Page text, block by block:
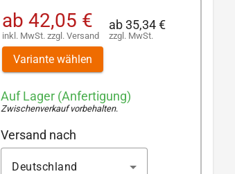
ab 42,05 €
inkl. MwSt. zzgl. Versand
ab35,34 €
zzgl. MwSt.
Variante wählen
Auf Lager (Anfertigung)
Zwischenverkauf vorbehalten.
Versand nach
Deutschland